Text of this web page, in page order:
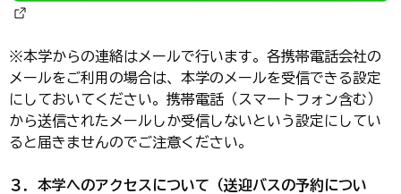
※本学からの連絡はメールで行います。各携帯電話会社の
メールをご利用の場合は、本学のメールを受信できる設定
にしておいてください。携帯電話（スマートフォン含む）
から送信されたメールしか受信しないという設定にしてい
ると届きませんのでご注意ください。
３．本学へのアクセスについて（送迎バスの予約につい